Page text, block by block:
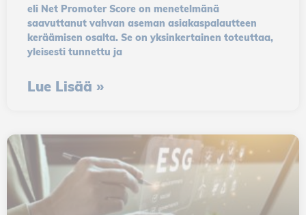
eli Net Promoter Score on menetelmänä
saavuttanut vahvan aseman asiakaspalautteen
keräämisen osalta. Se on yksinkertainen toteuttaa,
yleisesti tunnettu ja
Lue Lisää »